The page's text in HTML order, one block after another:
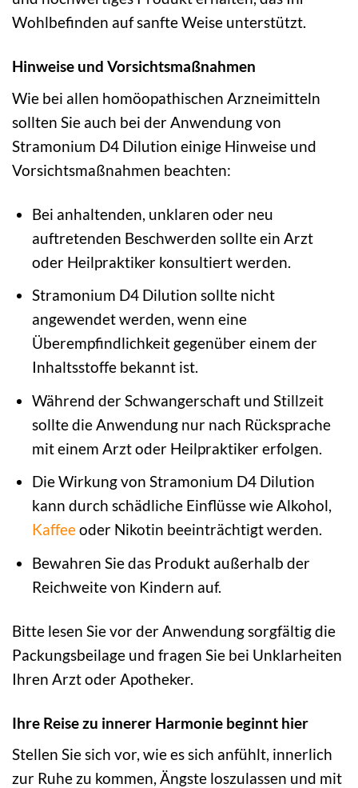
Wohlbefinden auf sanfte Weise unterstützt.
Hinweise und Vorsichtsmaßnahmen
Wie bei allen homöopathischen Arzneimitteln
sollten Sie auch bei der Anwendung von
Stramonium D4 Dilution einige Hinweise und
Vorsichtsmaßnahmen beachten:
Bei anhaltenden, unklaren oder neu
auftretenden Beschwerden sollte ein Arzt
oder Heilpraktiker konsultiert werden.
Stramonium D4 Dilution sollte nicht
angewendet werden, wenn eine
Überempfindlichkeit gegenüber einem der
Inhaltsstoffe bekannt ist.
Während der Schwangerschaft und Stillzeit
sollte die Anwendung nur nach Rücksprache
mit einem Arzt oder Heilpraktiker erfolgen.
Die Wirkung von Stramonium D4 Dilution
kann durch schädliche Einflüsse wie Alkohol,
Kaffeeoder Nikotin beeinträchtigt werden.
Bewahren Sie das Produkt außerhalb der
Reichweite von Kindern auf.
Bitte lesen Sie vor der Anwendung sorgfältig die
Packungsbeilage und fragen Sie bei Unklarheiten
Ihren Arzt oder Apotheker.
Ihre Reise zu innerer Harmonie beginnt hier
Stellen Sie sich vor, wie es sich anfühlt, innerlich
zur Ruhe zu kommen, Ängste loszulassen und mit